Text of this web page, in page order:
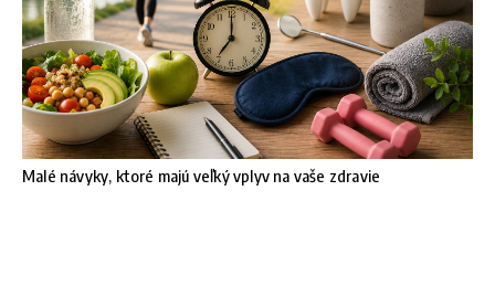
Malé návyky, ktoré majú veľký vplyv na vaše zdravie